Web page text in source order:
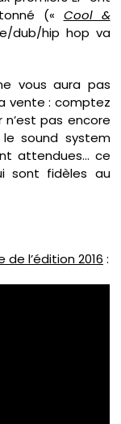
(« Cool &
dub/hip hop va
vous aura pas
vente : comptez
n’est pas encore
sound system
attendues… ce
sont fidèles au
de l’édition 2016 :